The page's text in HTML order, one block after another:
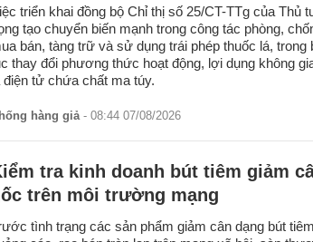
triển khai đồng bộ Chỉ thị số 25/CT-TTg của
tạo chuyển biến mạnh trong công tác phòng,
bán, tàng trữ và sử dụng trái phép thuốc lá,
thay đổi phương thức hoạt động, lợi dụng không
điện tử chứa chất ma túy.
hàng giả- 08:44 07/08/2026
tra kinh doanh bút tiêm giảm
trên môi trường mạng
tình trạng các sản phẩm giảm cân dạng bút